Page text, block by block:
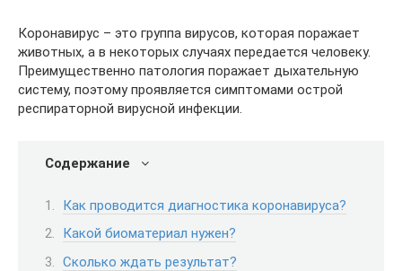
Коронавирус – это группа вирусов, которая поражает
животных, а в некоторых случаях передается человеку.
Преимущественно патология поражает дыхательную
систему, поэтому проявляется симптомами острой
респираторной вирусной инфекции.
Содержание
Как проводится диагностика коронавируса?
Какой биоматериал нужен?
Сколько ждать результат?